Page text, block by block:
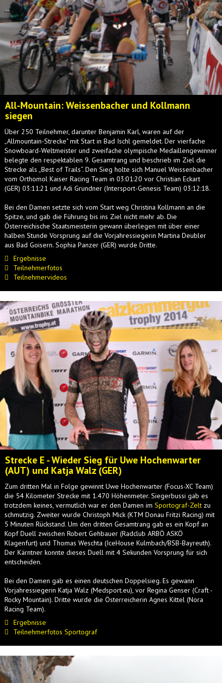
All-Mountain: Weissenbacher und Kollmann
siegen
Über 250 Teilnehmer, darunter Benjamin Karl, waren auf der
„Allmountain-Strecke" mit Start in Bad Ischl gemeldet. Der vierfache
Snowboard-Weltmeister und zweifache olympische Medaillengewinner
belegte den respektablen 9. Gesamtrang und beschrieb im Ziel die
Strecke als „Best of Trails“. Den Sieg holte sich Manuel Weissenbacher
vom Orthomol Kaiser Racing Team in 03:01:20 vor Christian Eckart
(GER) 03:11:21 und Adi Grundner (Intersport-Genesis Team) 03:12:18.
Bei den Damen setzte sich vom Start weg Christina Kollmann an die
Spitze, und gab die Führung bis ins Ziel nicht mehr ab. Die
Österreichische Staatsmeisterin gewann überlegen mit über einer
halben Stunde Vorsprung auf die Vorjahressiegerin Martina Deubler
aus Bad Goisern. Sophia Panzer (GER) wurde Dritte.
Ergebnisse
Teilnehmerfotos
Teilnehmervideos
Strecke E - Wieder Sieg für Uwe Hochenwarter
(AUT) und Katja Walz (GER)
Zum dritten Mal in Folge gewinnt Uwe Hochenwarter (Focus-XC Team)
die 54 Kilometer Strecke mit 1.470 Höhenmeter. Siegerbussi gab es
trotzdem keines, vermutlich war er den Damen im Sportograf-Zelt zu
schmutzig. Zweiter wurde Christoph Mick (KTM Donau Fritzi Racing) mit
5 Minuten Rückstand. Um den dritten Gesamtrang gab es ein Kopf an
Kopf Duell zwischen Robert Gehbauer (Radclub ARBÖ ASKÖ
Klagenfurt) und Thomas Weschta (IceHouse Kulmbach/BSB-Bayreuth).
Der Kärntner konnte dieses Duell mit 4 Sekunden Vorsprung für sich
entscheiden.
Bei den Damen gab es einen deutschen Doppelsieg. Es gewann
Vorjahressiegerin Katja Walz (Medsport.eu), vor Regina Genser (Craft -
Rocky Mountain). Dritte wurde die Österreicherin Agnes Kittel (Nora
Racing Team).
Ergebnisse
Teilnehmerfotos Sportograf